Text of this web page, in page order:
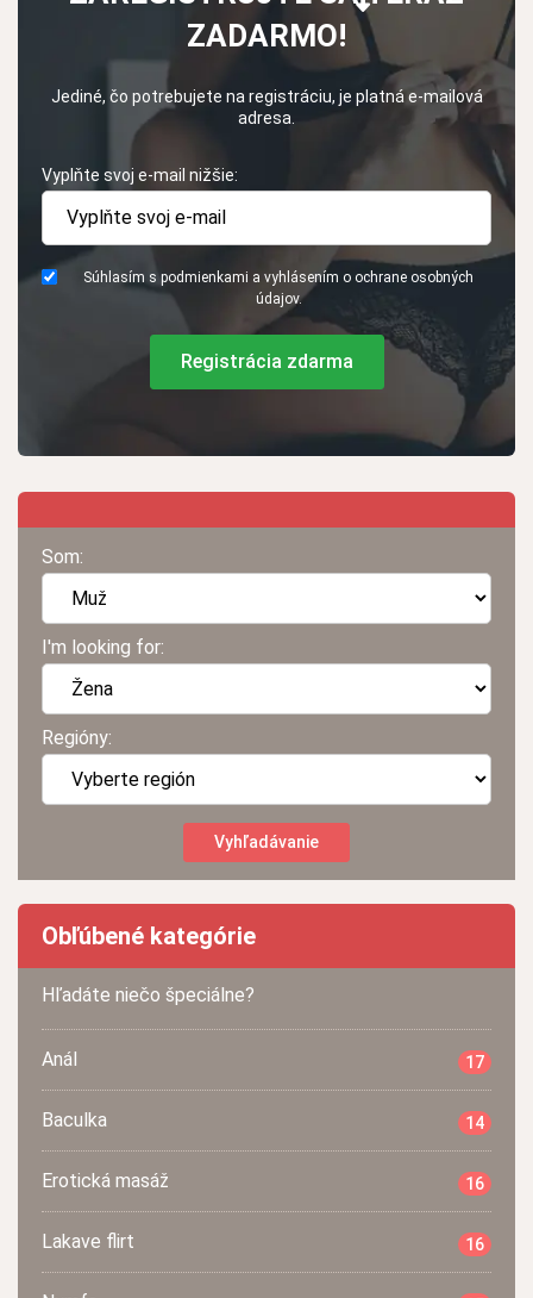
ZADARMO!
Jediné, čo potrebujete na registráciu, je platná e-mailová
adresa.
Vyplňte svoj e-mail nižšie:
Súhlasím s podmienkami a vyhlásením o ochrane osobných
údajov.
Registrácia zdarma
Som:
I'm looking for:
Regióny:
Obľúbené kategórie
Hľadáte niečo špeciálne?
Anál 17
Baculka 14
Erotická masáž 16
Lakave flirt 16